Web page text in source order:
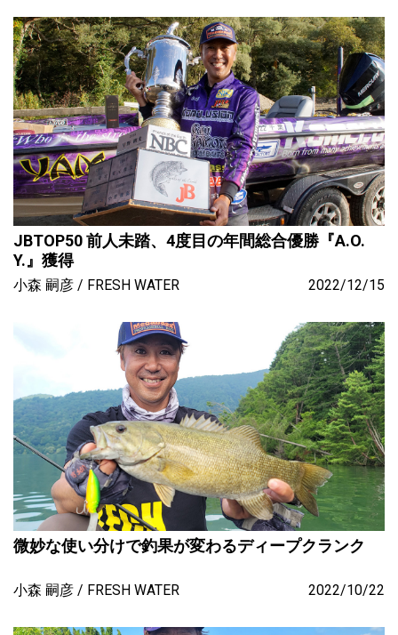
JBTOP50 前人未踏、4度目の年間総合優勝『A.O.
Y.』獲得
小森 嗣彦 FRESH WATER 2022/12/15
微妙な使い分けで釣果が変わるディープクランク
小森 嗣彦 FRESH WATER 2022/10/22